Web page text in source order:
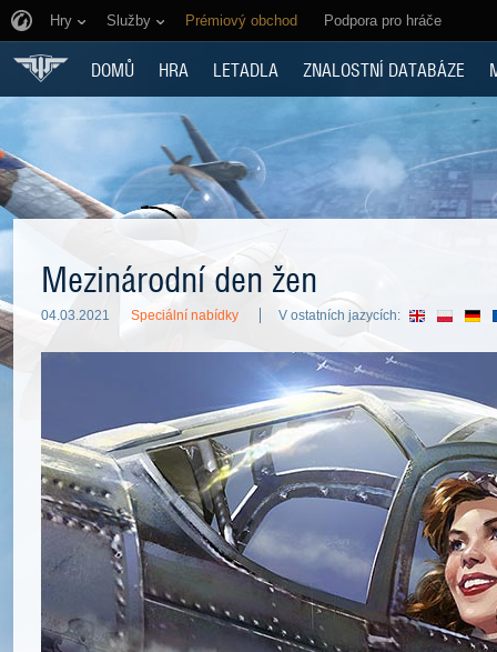
Hry Služby Prémiový obchod Podpora pro hráče
DOMŮ HRA LETADLA ZNALOSTNÍ DATABÁZE
Mezinárodní den žen
04.03.2021 Speciální nabídky V ostatních jazycích: